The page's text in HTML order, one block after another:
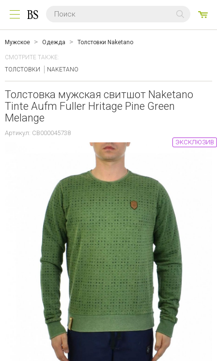
Мужское Одежда Толстовки Naketano
СМОТРИТЕ ТАКЖЕ:
ТОЛСТОВКИ
NAKETANO
Толстовка мужская свитшот Naketano
Tinte Aufm Fuller Hritage Pine Green
Melange
Артикул: CB000045738
ЭКСКЛЮЗИВ